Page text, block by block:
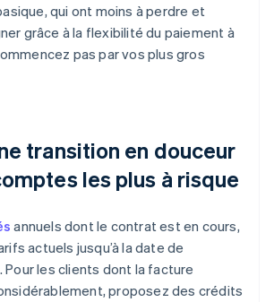
qui ont moins à perdre et
grâce à la flexibilité du paiement à
pas par vos plus gros
transition en douceur
les plus à risque
annuels dont le contrat est en cours,
actuels jusqu’à la date de
les clients dont la facture
proposez des crédits